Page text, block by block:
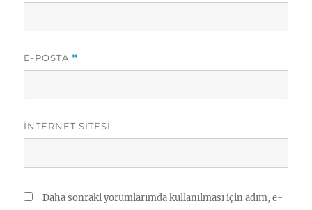
E-POSTA *
İNTERNET SITESI
Daha sonraki yorumlarımda kullanılması için adım, e-